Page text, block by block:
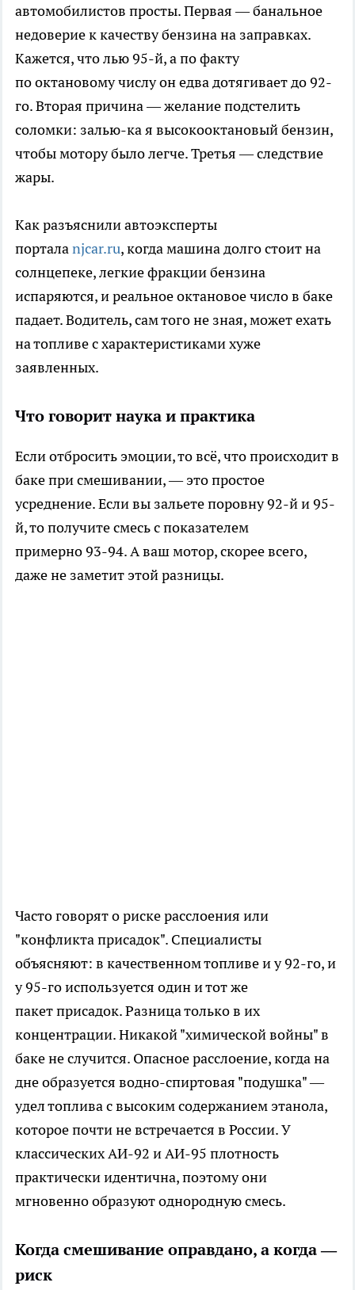
автомобилистов просты. Первая — банальное
недоверие к качеству бензина на заправках.
Кажется, что лью 95-й, а по факту
по октановому числу он едва дотягивает до 92-
го. Вторая причина — желание подстелить
соломки: залью-ка я высокооктановый бензин,
чтобы мотору было легче. Третья — следствие
жары.
Как разъяснили автоэксперты
порталаnjcar.ru, когда машина долго стоит на
солнцепеке, легкие фракции бензина
испаряются, и реальное октановое число в баке
падает. Водитель, сам того не зная, может ехать
на топливе с характеристиками хуже
заявленных.
Что говорит наука и практика
Если отбросить эмоции, то всё, что происходит в
баке при смешивании, — это простое
усреднение. Если вы зальете поровну 92-й и 95-
й, то получите смесь с показателем
примерно 93-94. А ваш мотор, скорее всего,
даже не заметит этой разницы.
Часто говорят о риске расслоения или
"конфликта присадок". Специалисты
объясняют: в качественном топливе и у 92-го, и
у 95-го используется один и тот же
пакет присадок. Разница только в их
концентрации. Никакой "химической войны" в
баке не случится. Опасное расслоение, когда на
дне образуется водно-спиртовая "подушка" —
удел топлива с высоким содержанием этанола,
которое почти не встречается в России. У
классических АИ-92 и АИ-95 плотность
практически идентична, поэтому они
мгновенно образуют однородную смесь.
Когда смешивание оправдано, а когда —
риск